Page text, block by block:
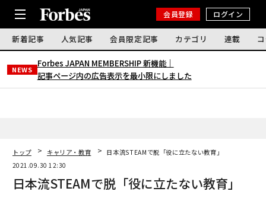
会員登録 ログイン
新着記事 人気記事 会員限定記事 カテゴリ 連載
NEWS
Forbes JAPAN MEMBERSHIP 新機能｜
記事ページ内の広告表示を最小限にしました
トップ キャリア・教育
日本流STEAMで脱「役に立たない教育」
2021.09.30 12:30
日本流STEAMで脱「役に立たない教育」